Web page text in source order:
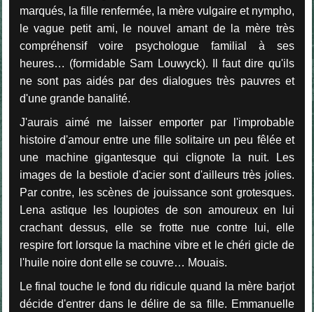
marqués, la fille renfermée, la mère vulgaire et nympho,
le vague petit ami, le nouvel amant de la mère très
compréhensif voire psychologue familial à ses
heures… (formidable Sam Louwyck). Il faut dire qu'ils
ne sont pas aidés par des dialogues très pauvres et
d'une grande banalité.
J'aurais aimé me laisser emporter par l'improbable
histoire d'amour entre une fille solitaire un peu fêlée et
une machine gigantesque qui clignote la nuit. Les
images de la bestiole d'acier sont d'ailleurs très jolies.
Par contre, les scènes de jouissance sont grotesques.
Lena astique les loupiotes de son amoureux en lui
crachant dessus, elle se frotte nue contre lui, elle
respire fort lorsque la machine vibre et le chéri gicle de
l'huile noire dont elle se couvre… Mouais.
Le final touche le fond du ridicule quand la mère barjot
décide d'entrer dans le délire de sa fille. Emmanuelle